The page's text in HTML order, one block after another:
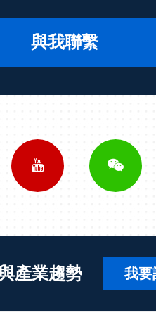
與我聯繫
產業趨勢 我要